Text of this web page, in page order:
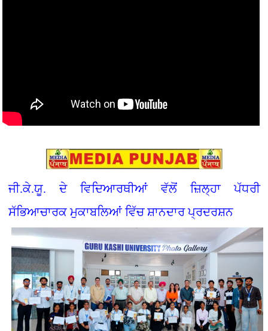
ਜੀ.ਕੇ.ਯੂ. ਦੇ ਵਿਦਿਆਰਥੀਆਂ ਵੱਲੋਂ ਜ਼ਿਲ੍ਹਾ ਪੱਧਰੀ
ਸੱਭਿਆਚਾਰਕ ਮੁਕਾਬਲਿਆਂ ਵਿੱਚ ਸ਼ਾਨਦਾਰ ਪ੍ਰਦਰਸ਼ਨ